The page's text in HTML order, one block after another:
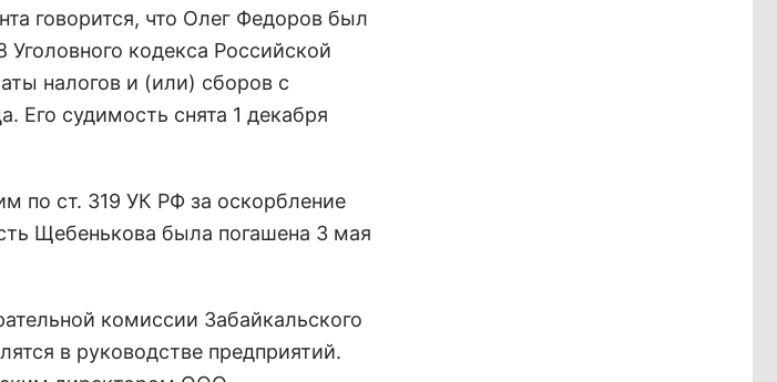
говорится, что Олег Федоров был
Уголовного кодекса Российской
налогов и (или) сборов с
Его судимость снята 1 декабря
по ст. 319 УК РФ за оскорбление
Щебенькова была погашена 3 мая
комиссии Забайкальского
в руководстве предприятий.